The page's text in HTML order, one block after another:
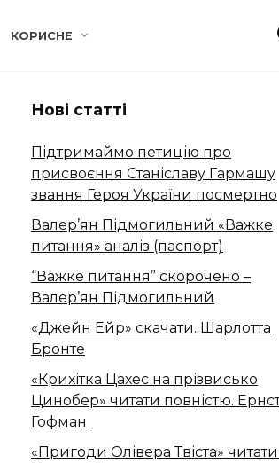
КОРИСНЕ
Нові статті
Підтримаймо петицію про
присвоєння Станіславу Гармашу
звання Героя України посмертно
Валер’ян Підмогильний «Важке
питання» аналіз (паспорт)
“Важке питання” скорочено –
Валер’ян Підмогильний
«Джейн Ейр» скачати. Шарлотта
Бронте
«Крихітка Цахес на прізвисько
Цинобер» читати повністю.
Гофман
«Пригоди Олівера Твіста»